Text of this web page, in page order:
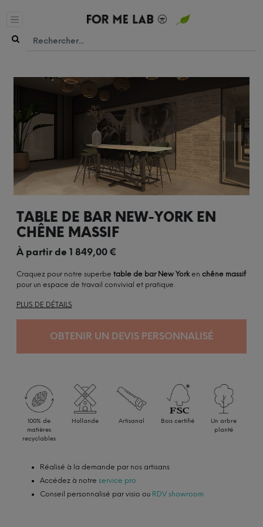
TABLE DE BAR NEW-YORK EN
CHÊNE MASSIF
À partir de 1 849,00€
Craquez pour notre superbe table de bar New Yorken chêne massif
pour un espace de travail convivial et pratique.
PLUS DE DÉTAILS
OBTENIR UN DEVIS PERSONNALISÉ
100% de
matières
recyclables
Hollande Artisanal Bois certifié
Un arbre
planté
Réalisé à la demande par nos artisans
Accédez à notre service pro
Conseil personnalisé par visio ou RDV showroom